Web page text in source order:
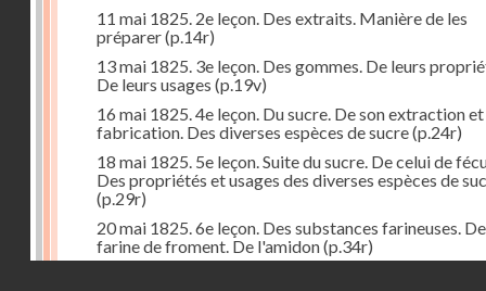
11 mai 1825. 2e leçon. Des extraits. Manière de les
préparer(p.14r)
13 mai 1825. 3e leçon. Des gommes. De leurs
De leurs usages (p.19v)
16 mai 1825. 4e leçon. Du sucre. De son extraction et
fabrication. Des diverses espèces de sucre(p.24r)
18 mai 1825. 5e leçon. Suite du sucre. De celui de
Des propriétés et usages des diverses espèces de
(p.29r)
20 mai 1825. 6e leçon. Des substances farineuses.
farine de froment. De l'amidon(p.34r)